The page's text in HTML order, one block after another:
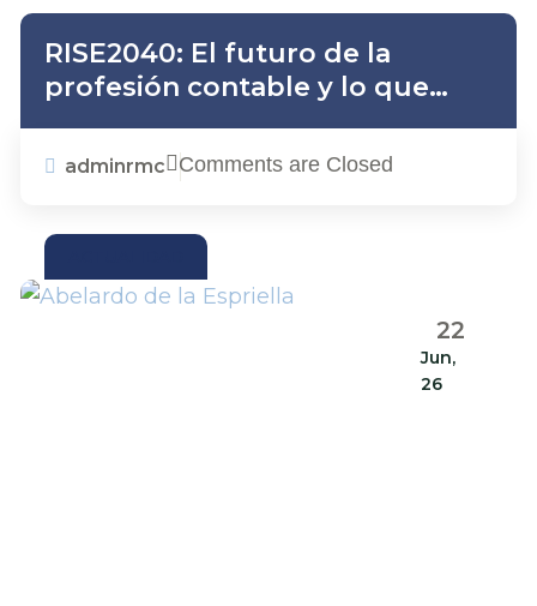
RISE2040: El futuro de la
profesión contable y lo que
significa para su empresa
adminrmc Comments are Closed
22
Jun,
26